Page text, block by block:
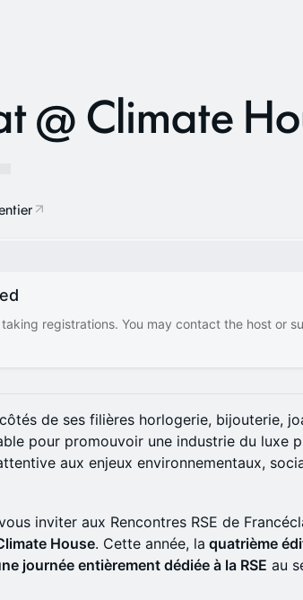
@ Climate
registrations. You may contact the host or
de ses filières horlogerie, bijouterie,
pour promouvoir une industrie du luxe
aux enjeux environnementaux,
inviter aux Rencontres RSE de
House. Cette année, la quatrième
journée entièrement dédiée à la RSE au